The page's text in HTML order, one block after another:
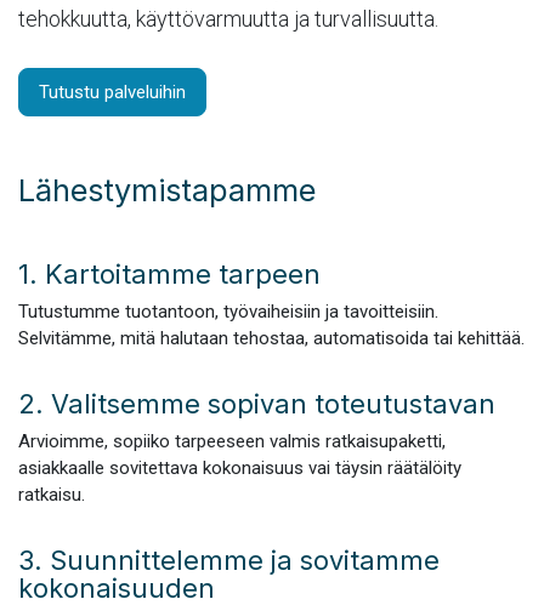
tehokkuutta, käyttövarmuutta ja turvallisuutta.
Tutustu palveluihin
Lähestymistapamme
1. Kartoitamme tarpeen
Tutustumme tuotantoon, työvaiheisiin ja tavoitteisiin.
Selvitämme, mitä halutaan tehostaa, automatisoida tai kehittää.
2. Valitsemme sopivan toteutustavan
Arvioimme, sopiiko tarpeeseen valmis ratkaisupaketti,
asiakkaalle sovitettava kokonaisuus vai täysin räätälöity
ratkaisu.
3. Suunnittelemme ja sovitamme
kokonaisuuden